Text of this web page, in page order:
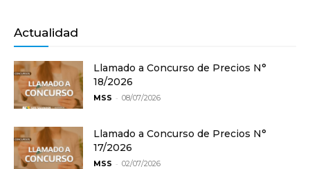
Actualidad
Llamado a Concurso de Precios N°
18/2026
MSS - 08/07/2026
Llamado a Concurso de Precios N°
17/2026
MSS - 02/07/2026